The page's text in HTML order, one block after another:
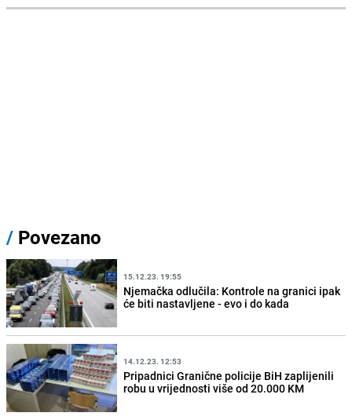
/ Povezano
15.12.23. 19:55
Njemačka odlučila: Kontrole na granici ipak
će biti nastavljene - evo i do kada
14.12.23. 12:53
Pripadnici Granične policije BiH zaplijenili
robu u vrijednosti više od 20.000 KM